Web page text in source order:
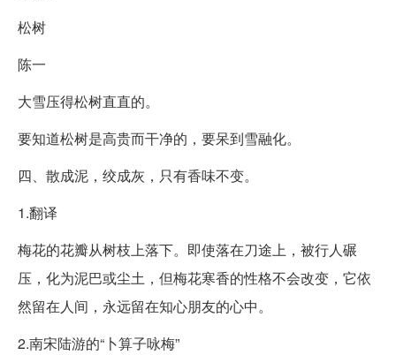
松树
陈一
大雪压得松树直直的。
要知道松树是高贵而干净的，要呆到雪融化。
四、散成泥，绞成灰，只有香味不变。
1.翻译
梅花的花瓣从树枝上落下。即使落在刀途上，被行人碾
压，化为泥巴或尘土，但梅花寒香的性格不会改变，它依
然留在人间，永远留在知心朋友的心中。
2.南宋陆游的“卜算子咏梅”